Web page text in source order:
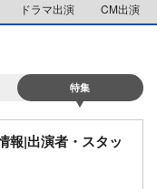
ドラマ出演 CM出演
特集
報|出演者・スタッ